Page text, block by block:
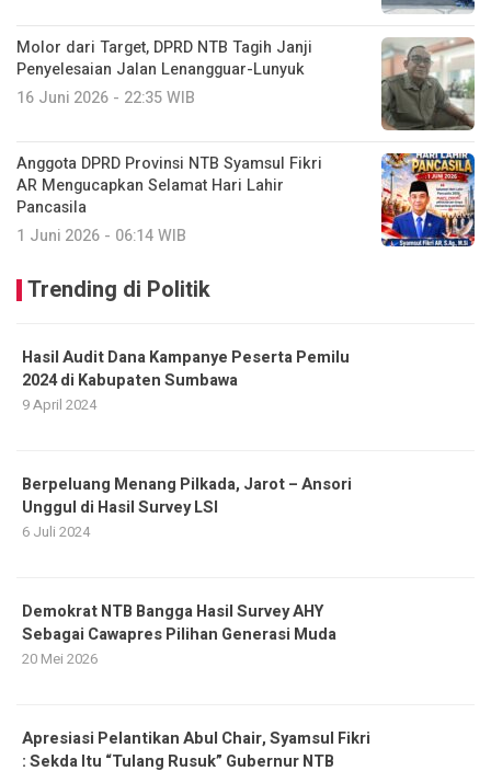
Molor dari Target, DPRD NTB Tagih Janji
Penyelesaian Jalan Lenangguar-Lunyuk
16 Juni 2026 - 22:35 WIB
Anggota DPRD Provinsi NTB Syamsul Fikri
AR Mengucapkan Selamat Hari Lahir
Pancasila
1 Juni 2026 - 06:14 WIB
Trending di Politik
Hasil Audit Dana Kampanye Peserta Pemilu
2024 di Kabupaten Sumbawa
9 April 2024
Berpeluang Menang Pilkada, Jarot – Ansori
Unggul di Hasil Survey LSI
6 Juli 2024
Demokrat NTB Bangga Hasil Survey AHY
Sebagai Cawapres Pilihan Generasi Muda
20 Mei 2026
Apresiasi Pelantikan Abul Chair, Syamsul Fikri
: Sekda Itu “Tulang Rusuk” Gubernur NTB